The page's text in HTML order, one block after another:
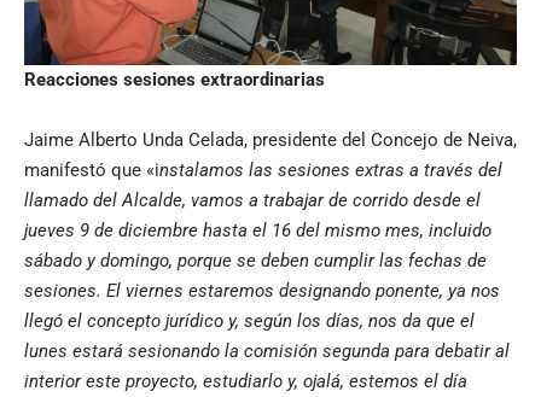
Reacciones sesiones extraordinarias
Jaime Alberto Unda Celada, presidente del Concejo de Neiva,
manifestó que «instalamos las sesiones extras a través del
llamado del Alcalde, vamos a trabajar de corrido desde el
jueves 9 de diciembre hasta el 16 del mismo mes, incluido
sábado y domingo, porque se deben cumplir las fechas de
sesiones. El viernes estaremos designando ponente, ya nos
llegó el concepto jurídico y, según los días, nos da que el
lunes estará sesionando la comisión segunda para debatir al
interior este proyecto, estudiarlo y, ojalá, estemos el día